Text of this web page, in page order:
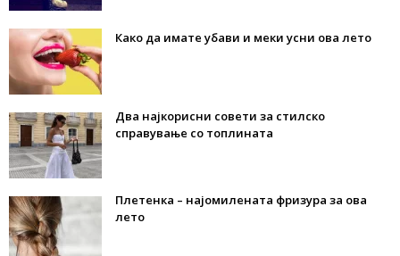
Како да имате убави и меки усни ова лето
Два најкорисни совети за стилско
справување со топлината
Плетенка – најомилената фризура за ова
лето